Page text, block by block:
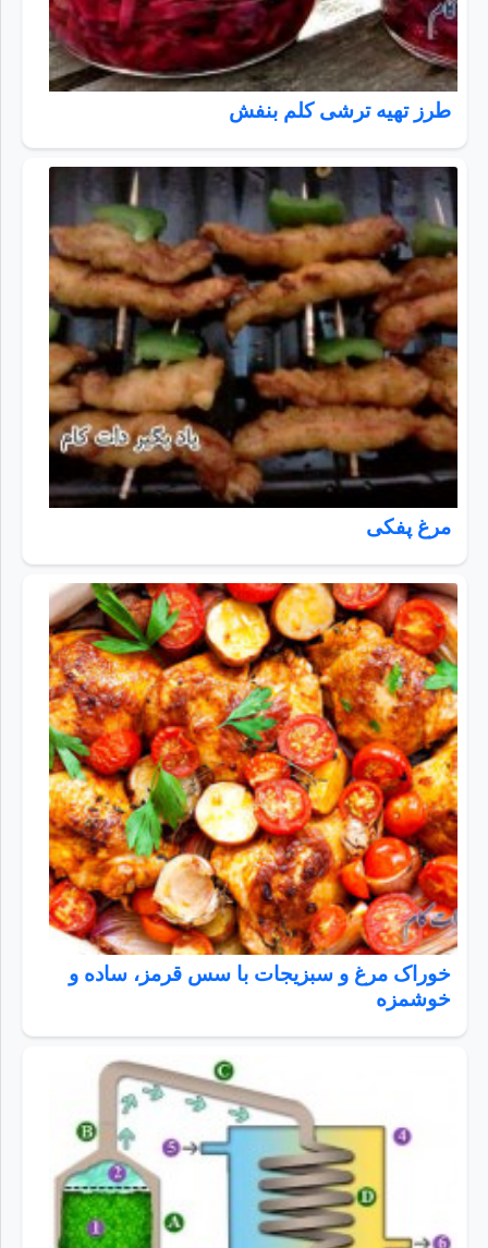
طرز تهیه ترشی کلم بنفش
مرغ پفکی
خوراک مرغ و سبزیجات با سس قرمز، ساده و
خوشمزه